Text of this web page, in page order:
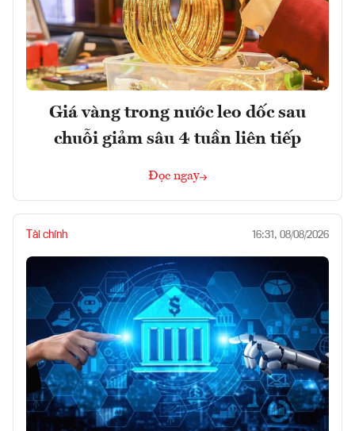
Giá vàng trong nước leo dốc sau
chuỗi giảm sâu 4 tuần liên tiếp
Đọc ngay
Tài chính 16:31, 08/08/2026